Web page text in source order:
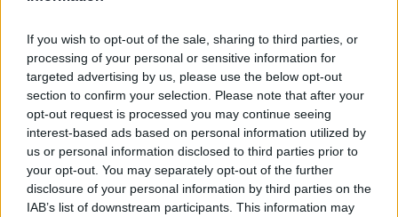
If you wish to opt-out of the sale, sharing to third parties, or
processing of your personal or sensitive information for
targeted advertising by us, please use the below opt-out
section to confirm your selection. Please note that after your
opt-out request is processed you may continue seeing
interest-based ads based on personal information utilized by
us or personal information disclosed to third parties prior to
your opt-out. You may separately opt-out of the further
disclosure of your personal information by third parties on the
IAB’s list of downstream participants. This information may
Παγκόσμιο Κ20: Πέμπτος ο Αλιβιζάτος στο ύψος,
ένατος ο Κουλούρης,11ος ο Κοσμόπουλος και 12ος ο
Μαγουλιώτης
ΑΝΑΡΤΗΘΗΚΕ ΑΠΟΕΛΕΑΝΑ ΖΑΜΠΑΡΑ 9 ΑΥΓΟΎΣΤΟΥ 2026